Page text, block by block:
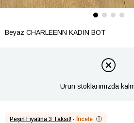
Beyaz CHARLEENN KADIN BOT
Ürün stoklarımızda
Peşin Fiyatına 3 Taksit! · İncele ⓘ